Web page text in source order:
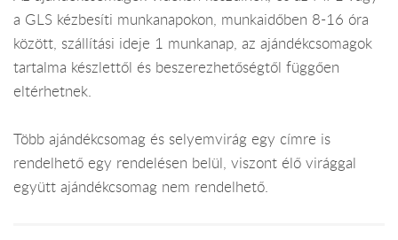
a GLS kézbesíti munkanapokon, munkaidőben 8-16 óra
között, szállítási ideje 1 munkanap, az ajándékcsomagok
tartalma készlettől és beszerezhetőségtől függően
eltérhetnek.
Több ajándékcsomag és selyemvirág egy címre is
rendelhető egy rendelésen belül, viszont élő virággal
együtt ajándékcsomag nem rendelhető.